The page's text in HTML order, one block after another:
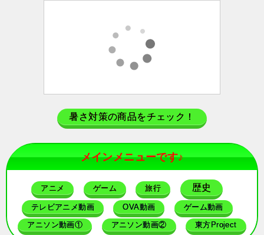
暑さ対策の商品をチェック！
メインメニューです♪
アニメ ゲーム 旅行 歴史
テレビアニメ動画 OVA動画 ゲーム動画
アニソン動画① アニソン動画② 東方Project